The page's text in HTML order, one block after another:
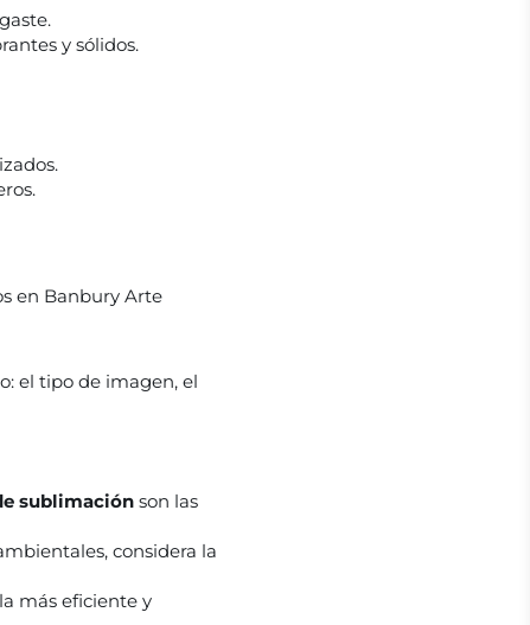
y sólidos.
en Banbury Arte
el tipo de imagen, el
sublimación son las
considera la
más eficiente y